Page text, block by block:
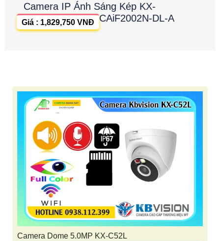
Camera IP Ánh Sáng Kép KX-
CAiF2002N-DL-A
Giá : 1,829,750 VNĐ
Camera Dome 5.0MP KX-C52L